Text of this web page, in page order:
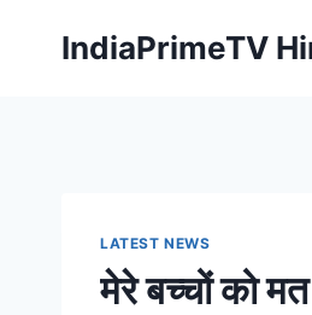
IndiaPrimeTV
LATEST NEWS
मेरे बच्चों को